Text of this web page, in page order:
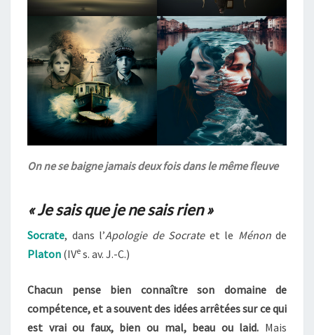
On ne se baigne jamais deux fois dans le même fleuve
« Je sais que je ne sais rien »
Socrate, dans l’Apologie de Socrateet le Ménonde
Platon (IVe s. av. J.-C.)
Chacun pense bien connaître son domaine de
compétence, et a souvent des idées arrêtées sur ce qui
est vrai ou faux, bien ou mal, beau ou laid. Mais